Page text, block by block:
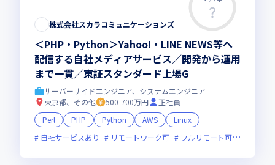
株式会社スカラコミュニケーションズ
＜PHP・Python＞Yahoo!・LINE NEWS等へ
配信する自社メディアサービス／開発から運用
まで一貫／東証スタンダード上場G
サーバーサイドエンジニア、システムエンジニア
東京都、その他
500-700万円
正社員
Perl
PHP Python AWS
Linux
自社サービスあり
リモートワーク可 フルリモート可